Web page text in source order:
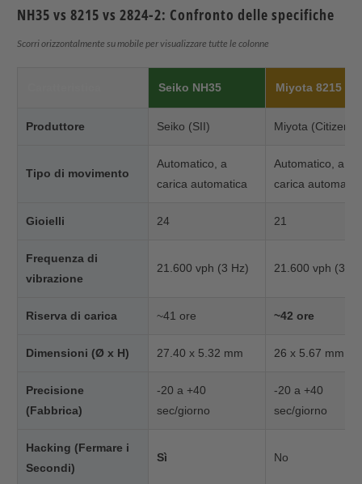
NH35 vs 8215 vs 2824-2: Confronto delle specifiche
Scorri orizzontalmente su mobile per visualizzare tutte le colonne
Seiko NH35 Miyota 8215
Produttore Seiko (SII) Miyota (Citizen)
Tipo di movimento
Automatico, a
carica automatica
Automatico, a
carica
Gioielli 24 21
Frequenza di
vibrazione
21.600 vph (3 Hz) 21.600 vph (3
Riserva di carica ~41 ore ~42 ore
Dimensioni (Ø x H) 27.40 x 5.32 mm 26 x 5.67 mm
Precisione
(Fabbrica)
-20 a +40
sec/giorno
-20 a +40
sec/giorno
Hacking (Fermare i
Secondi)
Sì No